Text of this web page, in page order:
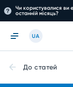
Чи користувалися ви
останній місяць?
UA
До статей